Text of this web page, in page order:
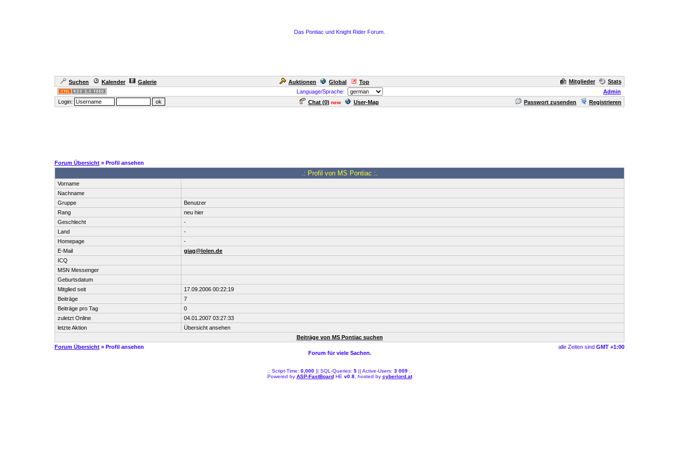
Das Pontiac und Knight Rider Forum.
Suchen Kalender Galerie Auktionen Global Top Mitglieder
Stats
Language/Sprache:
Admin
Login:
Chat (0) new User-Map Passwort zusenden Registrieren
Forum Übersicht » Profil ansehen
.: Profil von MS Pontiac :.
Vorname
Nachname
Gruppe
Benutzer
Rang
neu hier
Geschlecht
-
Land
-
Homepage
-
E-Mail
giag@lolen.de
ICQ
MSN Messenger
Geburtsdatum
Mitglied seit
17.09.2006 00:22:19
Beiträge
7
Beiträge pro Tag
0
zuletzt Online
04.01.2007 03:27:33
letzte Aktion
Übersicht ansehen
Beiträge von MS Pontiac suchen
Forum Übersicht » Profil ansehen alle Zeiten sind GMT +1:00
Forum für viele Sachen.
.: Script-Time: 0,000|| SQL-Queries: 5|| Active-Users: 3 009:.
Powered by ASP-FastBoardHE v0.8, hosted by cyberlord.at